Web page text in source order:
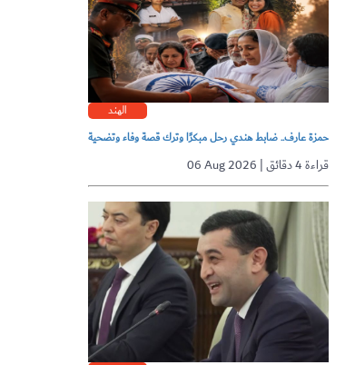
الهند
حمزة عارف.. ضابط هندي رحل مبكرًا وترك قصة وفاء وتضحية
06 Aug 2026 | قراءة 4 دقائق